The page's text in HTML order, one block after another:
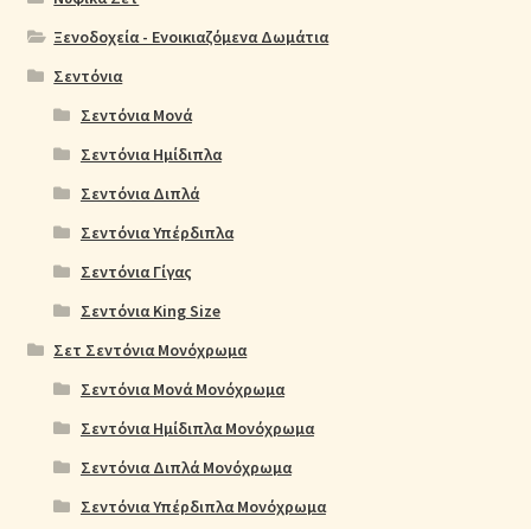
Ξενοδοχεία - Ενοικιαζόμενα Δωμάτια
Σεντόνια
Σεντόνια Μονά
Σεντόνια Ημίδιπλα
Σεντόνια Διπλά
Σεντόνια Υπέρδιπλα
Σεντόνια Γίγας
Σεντόνια King Size
Σετ Σεντόνια Μονόχρωμα
Σεντόνια Μονά Μονόχρωμα
Σεντόνια Ημίδιπλα Μονόχρωμα
Σεντόνια Διπλά Μονόχρωμα
Σεντόνια Υπέρδιπλα Μονόχρωμα